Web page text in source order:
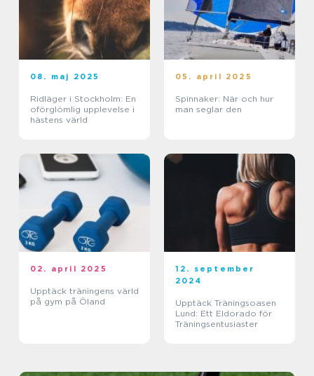
08. maj 2025
Ridläger i Stockholm: En
oförglömlig upplevelse i
hästens värld
05. april 2025
Spinnaker: När och hur
man seglar den
02. april 2025
Upptäck träningens värld
på gym på Öland
12. september
2024
Upptäck Träningsoasen
Lund: Ett Eldorado för
Träningsentusiaster